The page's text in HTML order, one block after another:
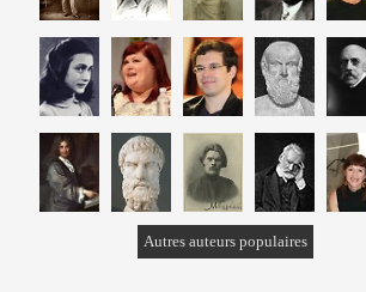
Autres auteurs populaires